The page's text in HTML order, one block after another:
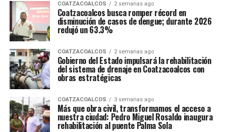
COATZACOALCOS 2 semanas ago
Coatzacoalcos busca romper récord en
disminución de casos de dengue; durante 2026
redujó un 63.3%
COATZACOALCOS 2 semanas ago
Gobierno del Estado impulsará la rehabilitación
del sistema de drenaje en Coatzacoalcos con
obras estratégicas
COATZACOALCOS 3 semanas ago
Más que obra civil, transformamos el acceso a
nuestra ciudad: Pedro Miguel Rosaldo inaugura
rehabilitación al puente Palma Sola